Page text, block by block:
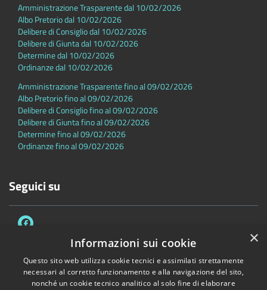
Amministrazione Trasparente dal 10/02/2026
Albo Pretorio dal 10/02/2026
Delibere di Consiglio dal 10/02/2026
Delibere di Giunta dal 10/02/2026
Determine dal 10/02/2026
Ordinanze dal 10/02/2026
Amministrazione Trasparente fino al 09/02/2026
Albo Pretorio fino al 09/02/2026
Delibere di Consiglio fino al 09/02/2026
Delibere di Giunta fino al 09/02/2026
Determine fino al 09/02/2026
Ordinanze fino al 09/02/2026
Seguici su
Accessibilità Privacy Cookie
Mappa del sito
×
Informazioni sui cookie
Questo sito web utilizza cookie tecnici e assimilati strettamente
necessari al corretto funzionamento e alla navigazione del sito,
nonché un cookie tecnico analitico al solo fine di elaborare